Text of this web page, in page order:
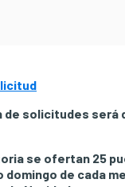
solicitudes será
se ofertan 25
de cada